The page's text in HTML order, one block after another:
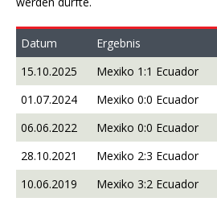
Datum Ergebnis
15.10.2025
Mexiko 1:1 Ecuador
01.07.2024
Mexiko 0:0 Ecuador
06.06.2022
Mexiko 0:0 Ecuador
28.10.2021
Mexiko 2:3 Ecuador
10.06.2019
Mexiko 3:2 Ecuador